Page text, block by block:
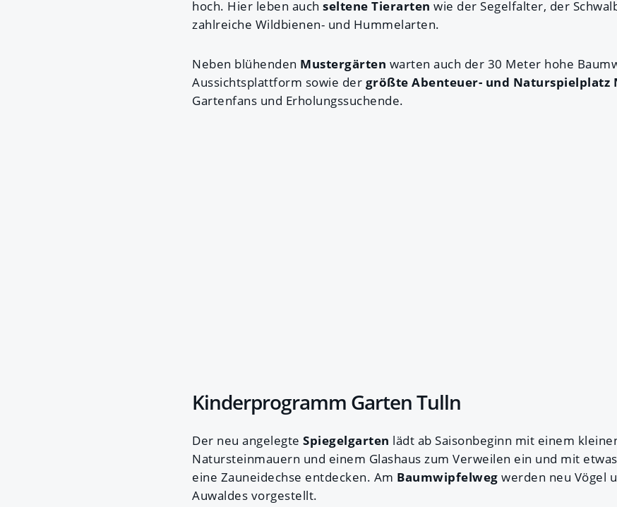
hoch. Hier leben auch seltene Tierarten wie der Segelfalter, der
zahlreiche Wildbienen- und Hummelarten.
Neben blühenden Mustergärten warten auch der 30 Meter hohe
Aussichtsplattform sowie der größte Abenteuer- und Naturspielplatz
Gartenfans und Erholungssuchende.
Kinderprogramm Garten Tulln
Der neu angelegte Spiegelgarten lädt ab Saisonbeginn mit einem
Natursteinmauern und einem Glashaus zum Verweilen ein und mit
eine Zauneidechse entdecken. Am Baumwipfelweg werden neu Vögel
Auwaldes vorgestellt.